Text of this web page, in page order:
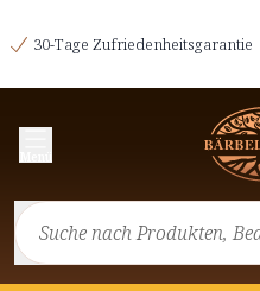
30-Tage Zufriedenheitsgarantie